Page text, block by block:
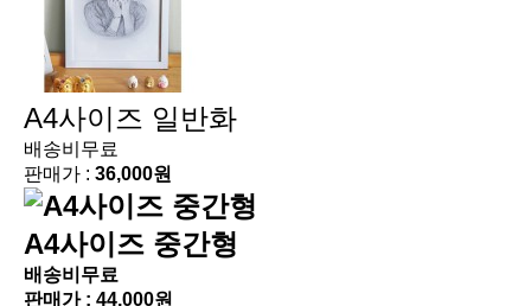
A4사이즈 일반화
배송비무료
판매가 : 36,000원
A4사이즈 중간형
배송비무료
판매가 : 44,000원